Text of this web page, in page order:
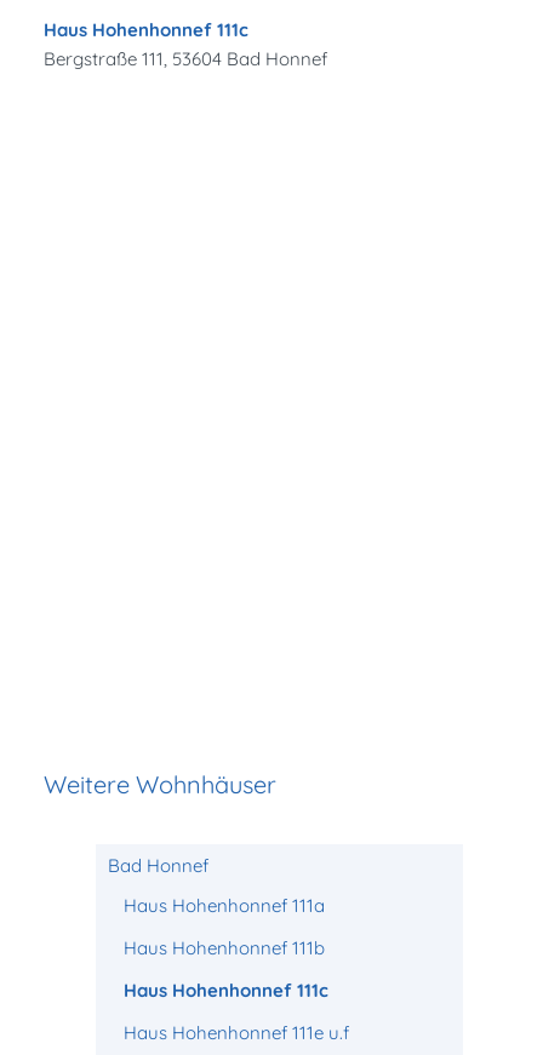
Haus Hohenhonnef 111c
Bergstraße 111, 53604 Bad Honnef
Weitere Wohnhäuser
Bad Honnef
Haus Hohenhonnef 111a
Haus Hohenhonnef 111b
Haus Hohenhonnef 111c
Haus Hohenhonnef 111e u.f